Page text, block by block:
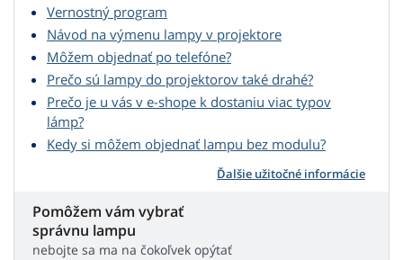
Vernostný program
Návod na výmenu lampy v projektore
Môžem objednať po telefóne?
Prečo sú lampy do projektorov také drahé?
Prečo je u vás v e-shope k dostaniu viac typov
lámp?
Kedy si môžem objednať lampu bez modulu?
Ďalšie užitočné informácie
Pomôžem vám vybrať
správnu lampu
nebojte sa ma na čokoľvek opýtať